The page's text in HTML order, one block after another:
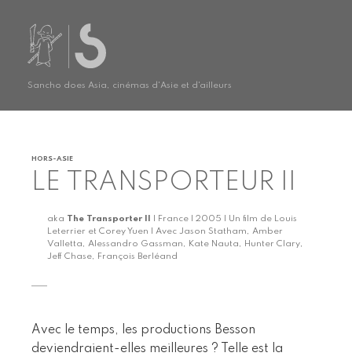
Sancho does Asia, cinémas d'Asie et d'ailleurs
HORS-ASIE
LE TRANSPORTEUR II
aka The Transporter II
| France | 2005 | Un film de Louis
Leterrier et Corey Yuen | Avec Jason Statham, Amber
Valletta, Alessandro Gassman, Kate Nauta, Hunter Clary,
Jeff Chase, François Berléand
Avec le temps, les productions Besson
deviendraient-elles meilleures ? Telle est la